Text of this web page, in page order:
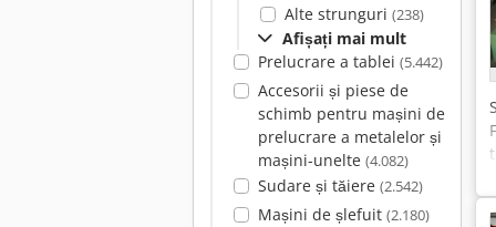
Alte strunguri (238)
Afișați mai mult
Prelucrare a tablei (5.442)
Accesorii și piese de
schimb pentru mașini de
prelucrare a metalelor și
mașini-unelte (4.082)
Sudare și tăiere (2.542)
Mașini de șlefuit (2.180)